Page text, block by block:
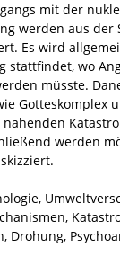
mit der
werden aus der
Es wird
stattfindet, wo
müsste.
Gotteskomplex
werden
Drohung,